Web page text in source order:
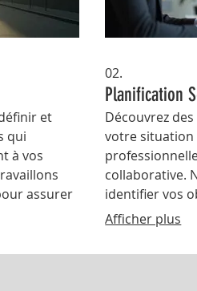
et
qui
à vos
assurer
02.
Planification
Découvrez
votre situation
collaborative.
identifier vos
plan d'action
Afficher plus